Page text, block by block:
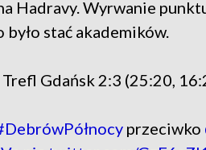
Hadravy. Wyrwanie
stać akademików.
Gdańsk 2:3 (25:20,
przeciwko